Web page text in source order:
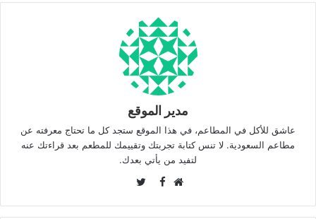
مدير الموقع
عاشق للأكل في المطاعم، في هذا الموقع ستجد كل ما تحتاج معرفته عن
مطاعم السعودية. لا تنس كتابة تجربتك وتقييمك للمطعم بعد قراءتك عنه
لتفيد من يأتي بعدك.
Facebook